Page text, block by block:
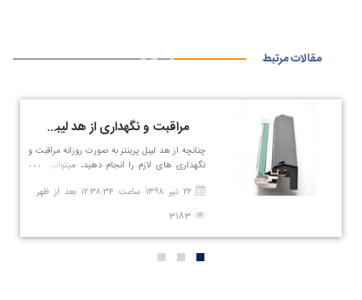
مقالات مرتبط
مراقبت و نگهداری از هد لیبل پرینتر
چنانچه از هد لیبل پرینتر به صورت روزانه مراقبت و
نگهداری های لازم را انجام دهید، میتوانید طول
بدهید.
۲۲ تیر ۱۳۹۸ ساعت ۱۲:۳۸:۳۴ بعد از ظهر
3183